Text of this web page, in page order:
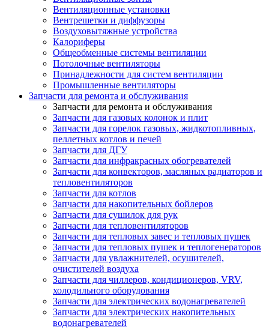
Вентиляционные установки
Вентрешетки и диффузоры
Воздуховытяжные устройства
Калориферы
Общеобменные системы вентиляции
Потолочные вентиляторы
Принадлежности для систем вентиляции
Промышленные вентиляторы
Запчасти для ремонта и обслуживания
Запчасти для ремонта и обслуживания
Запчасти для газовых колонок и плит
Запчасти для горелок газовых, жидкотопливных,
пеллетных котлов и печей
Запчасти для ДГУ
Запчасти для инфракрасных обогревателей
Запчасти для конвекторов, масляных радиаторов и
тепловентиляторов
Запчасти для котлов
Запчасти для накопительных бойлеров
Запчасти для сушилок для рук
Запчасти для тепловентиляторов
Запчасти для тепловых завес и тепловых пушек
Запчасти для тепловых пушек и теплогенераторов
Запчасти для увлажнителей, осушителей,
очистителей воздуха
Запчасти для чиллеров, кондиционеров, VRV,
холодильного оборудования
Запчасти для электрических водонагревателей
Запчасти для электрических накопительных
водонагревателей